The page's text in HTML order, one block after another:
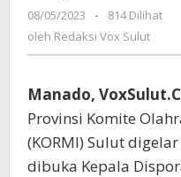
08/05/2023
oleh
Redaksi
-
814 Dilihat
oleh Redaksi Vox Sulut
Manado,
Provinsi Komite
(KORMI) Sulut
dibuka Kepala